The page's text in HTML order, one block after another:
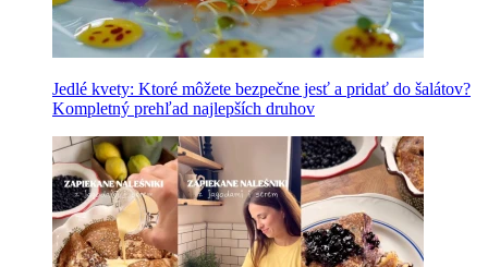
Jedlé kvety: Ktoré môžete bezpečne jesť a pridať do šalátov?
Kompletný prehľad najlepších druhov